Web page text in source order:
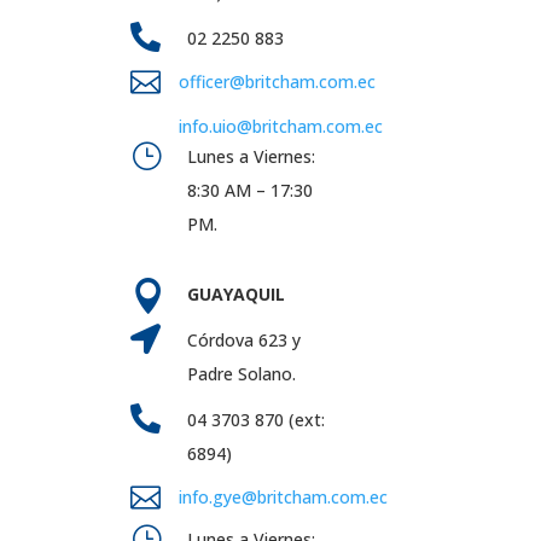
 02 2250 883

officer@britcham.com.ec
info.uio@britcham.com.ec
}
Lunes a Viernes:
8:30 AM – 17:30
PM.
 GUAYAQUIL

Córdova 623 y
Padre Solano.

04 3703 870 (ext:
6894)
 info.gye@britcham.com.ec